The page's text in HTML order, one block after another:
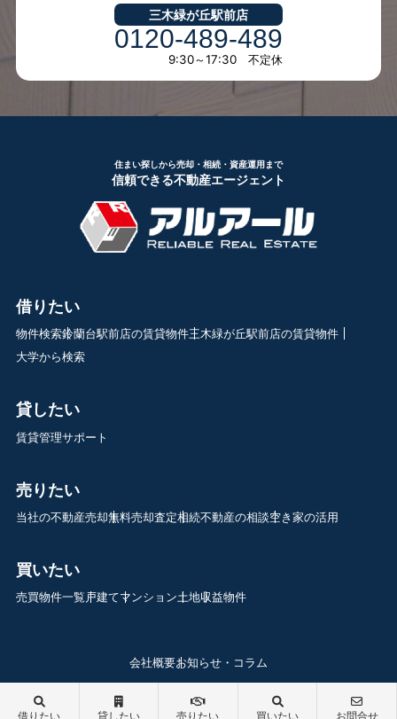
三木緑が丘駅前店
0120-489-489
9:30～17:30 不定休
住まい探しから売却・相続・資産運用まで
信頼できる不動産エージェント
借りたい
物件検索鈴蘭台駅前店の賃貸物件三木緑が丘駅前店の賃貸物件
大学から検索
貸したい
賃貸管理サポート
売りたい
当社の不動産売却無料売却査定相続不動産の相談空き家の活用
買いたい
売買物件一覧戸建てマンション土地収益物件
会社概要お知らせ・コラム
借りたい 貸したい 売りたい 買いたい お問合せ